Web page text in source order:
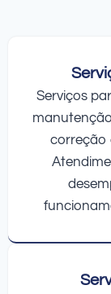
Serviços
correção